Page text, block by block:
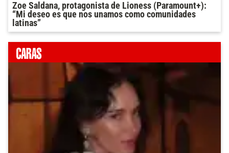
Zoe Saldana, protagonista de Lioness (Paramount+):
“Mi deseo es que nos unamos como comunidades
latinas”